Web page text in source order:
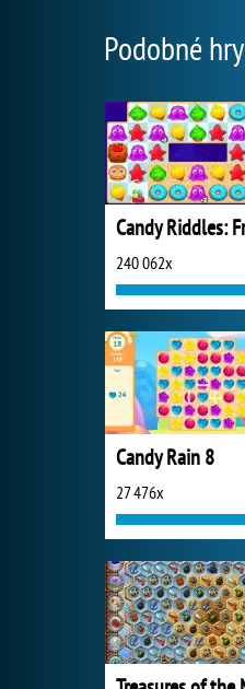
Podobné hry
240 062x
Candy Rain 8
27 476x